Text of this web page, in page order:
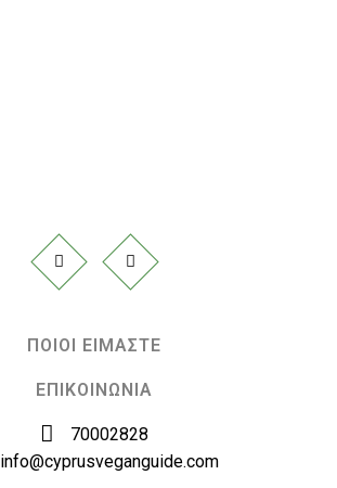
ΠΟΙΟΙ ΕΙΜΑΣΤΕ
ΕΠΙΚΟΙΝΩΝΙΑ
70002828
info@cyprusveganguide.com